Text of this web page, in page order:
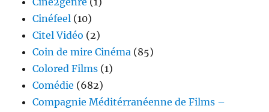
Cinéfeel (10)
Citel Vidéo (2)
Coin de mire Cinéma (85)
Colored Films (1)
Comédie (682)
Compagnie Méditérranéenne de Films –